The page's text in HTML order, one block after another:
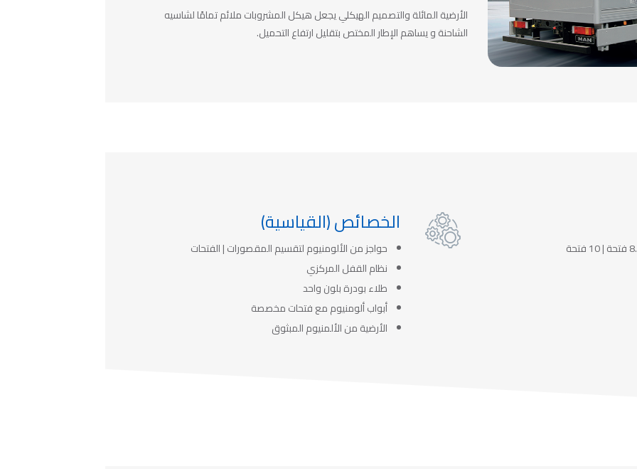
الأرضية المائلة والتصميم الهيكلي يجعل هيكل المشروبات ملائم تمامًا لشاسيه
الشاحنة و يساهم الإطار المختص بتقليل ارتفاع التحميل.
 الخصائص (القياسية)
حواجز من الألومنيوم لتقسيم المقصورات | الفتحات
نظام القفل المركزي
طلاء بودرة بلون واحد
أبواب ألومنيوم مع فتحات مخصصة
الأرضية من الألمنيوم المبثوق